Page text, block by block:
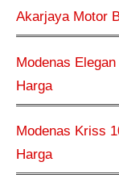
Akarjaya Motor
Modenas
Harga
Modenas Kriss
Harga